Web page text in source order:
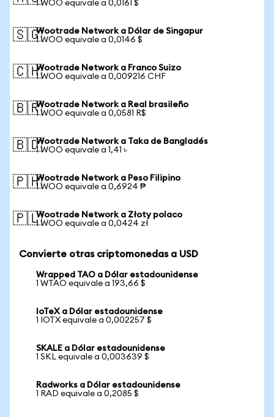
1 WOO equivale a 0,0161 $
🇸🇬Wootrade Network a Dólar de Singapur
1 WOO equivale a 0,0146 $
🇨🇭Wootrade Network a Franco Suizo
1 WOO equivale a 0,009216 CHF
🇧🇷Wootrade Network a Real brasileño
1 WOO equivale a 0,0581 R$
🇧🇩Wootrade Network a Taka de Bangladés
1 WOO equivale a 1,41 ৳
🇵🇭Wootrade Network a Peso Filipino
1 WOO equivale a 0,6924 ₱
🇵🇱Wootrade Network a Złoty polaco
1 WOO equivale a 0,0424 zł
Convierte otras criptomonedas a USD
Wrapped TAO a Dólar estadounidense
1 WTAO equivale a 193,66 $
IoTeX a Dólar estadounidense
1 IOTX equivale a 0,002257 $
SKALE a Dólar estadounidense
1 SKL equivale a 0,003639 $
Radworks a Dólar estadounidense
1 RAD equivale a 0,2085 $